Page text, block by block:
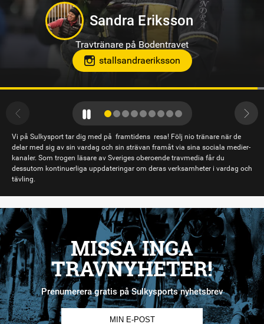
Jörgen Westholm
Travtränare på Solvalla
Vi på Sulkysport tar dig med på framtidens resa! Följ nio tränare när de
delar med sig av sin vardag och sin strävan framåt via sina sociala medier-
kanaler. Som trogen läsare av Sveriges oberoende travmedia får du
dessutom kontinuerliga uppdateringar om deras verksamheter i vardag och
tävling.
MISSA INGA
TRAVNYHETER!
Prenumerera gratis på Sulkysports nyhetsbrev